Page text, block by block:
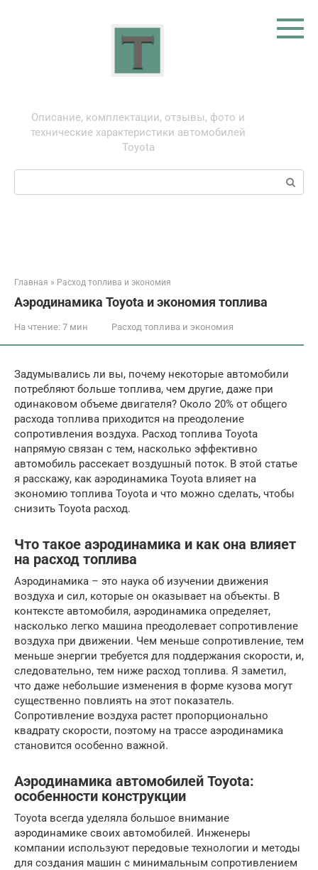
Описание, комплектации, отзывы, фото и
технические характеристики автомобилей
Toyota
Поиск:
Главная » Расход топлива и экономия
Аэродинамика Toyota и экономия топлива
На чтение: 7 мин Расход топлива и экономия
Задумывались ли вы, почему некоторые автомобили
потребляют больше топлива, чем другие, даже при
одинаковом объеме двигателя? Около 20% от общего
расхода топлива приходится на преодоление
сопротивления воздуха. Расход топлива Toyota
напрямую связан с тем, насколько эффективно
автомобиль рассекает воздушный поток. В этой статье
я расскажу, как аэродинамика Toyota влияет на
экономию топлива Toyota и что можно сделать, чтобы
снизить Toyota расход.
Что такое аэродинамика и как она влияет
на расход топлива
Аэродинамика – это наука об изучении движения
воздуха и сил, которые он оказывает на объекты. В
контексте автомобиля, аэродинамика определяет,
насколько легко машина преодолевает сопротивление
воздуха при движении. Чем меньше сопротивление, тем
меньше энергии требуется для поддержания скорости, и,
следовательно, тем ниже расход топлива. Я заметил,
что даже небольшие изменения в форме кузова могут
существенно повлиять на этот показатель.
Сопротивление воздуха растет пропорционально
квадрату скорости, поэтому на трассе аэродинамика
становится особенно важной.
Аэродинамика автомобилей Toyota:
особенности конструкции
Toyota всегда уделяла большое внимание
аэродинамике своих автомобилей. Инженеры
компании используют передовые технологии и методы
для создания машин с минимальным сопротивлением